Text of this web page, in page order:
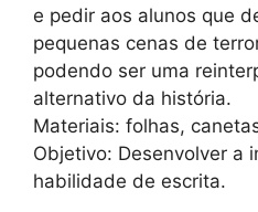
e pedir aos alunos que
pequenas cenas de
podendo ser uma
alternativo da história.
Materiais: folhas,
Objetivo: Desenvolver a
habilidade de escrita.